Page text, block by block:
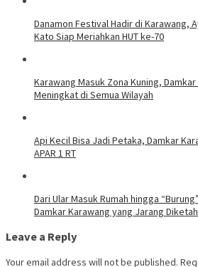
Danamon Festival Hadir di Karawang,
Kato Siap Meriahkan HUT ke-70
Karawang Masuk Zona Kuning,
Meningkat di Semua Wilayah
Api Kecil Bisa Jadi Petaka, Damkar
APAR 1 RT
Dari Ular Masuk Rumah hingga
Damkar Karawang yang Jarang
Leave a Reply
Your email address will not be published.